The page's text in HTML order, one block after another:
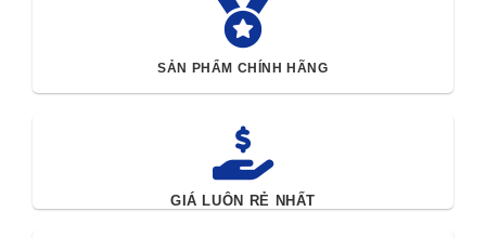
SẢN PHẨM CHÍNH HÃNG
GIÁ LUÔN RẺ NHẤT